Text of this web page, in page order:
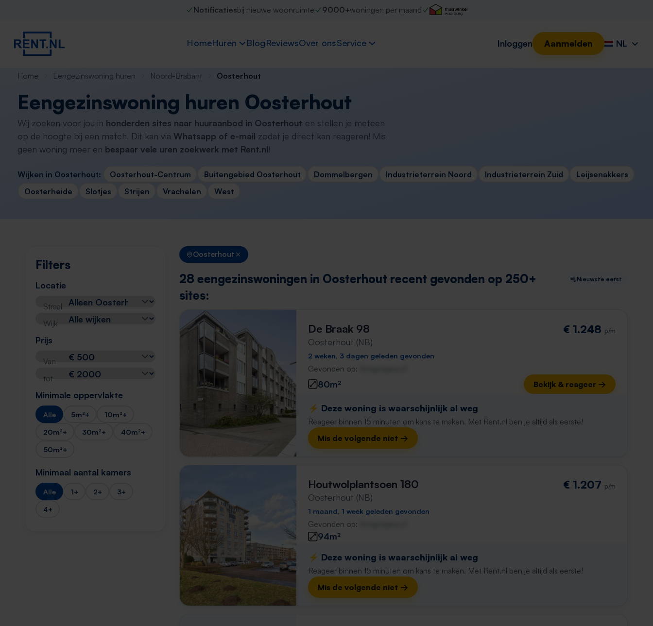
Notificatiesbij nieuwe woonruimte 9000+woningen per maand
HomeHuren BlogReviewsOver onsService Inloggen Aanmelden NL
Home Eengezinswoning huren Noord-Brabant Oosterhout
Eengezinswoning huren Oosterhout
Wij zoeken voor jou in honderden sites naar huuraanbod in Oosterhout en stellen je meteen
op de hoogte bij een match. Dit kan via Whatsapp of e-mail zodat je direct kan reageren! Mis
geen woning meer en bespaar vele uren zoekwerk met Rent.nl!
Wijken in Oosterhout: Oosterhout-Centrum Buitengebied Oosterhout Dommelbergen Industrieterrein Noord Industrieterrein Zuid
Leijsenakkers
Oosterheide
Slotjes Strijen Vrachelen West
Filters
Locatie
Straal
Wijk
Prijs
Van
tot
Minimale oppervlakte
Alle 5m²+
10m²+
20m²+
30m²+
40m²+
50m²+
Minimaal aantal kamers
Alle 1+ 2+
3+
4+
Oosterhout
28 eengezinswoningen in Oosterhout recent gevonden op 250+
sites:
Nieuwste eerst
De Braak 98
Oosterhout (NB)
€ 1.248 p/m
2 weken, 3 dagen geleden gevonden
Gevonden op:
80m² Bekijk & reageer →
⚡️ Deze woning is waarschijnlijk al weg
Reageer binnen 15 minuten om kans te maken. Met Rent.nl ben je altijd als eerste!
Mis de volgende niet →
Houtwolplantsoen 180
Oosterhout (NB)
€ 1.207 p/m
1 maand, 1 week geleden gevonden
Gevonden op:
94m²
⚡️ Deze woning is waarschijnlijk al weg
Reageer binnen 15 minuten om kans te maken. Met Rent.nl ben je altijd als eerste!
Mis de volgende niet →